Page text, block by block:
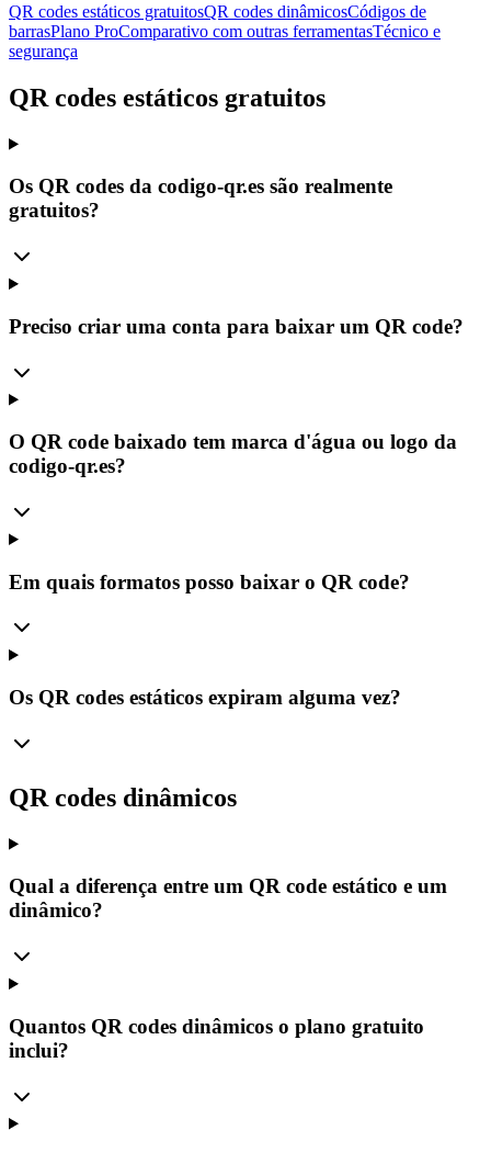
QR codes estáticos gratuitosQR codes dinâmicosCódigos de
barrasPlano ProComparativo com outras ferramentasTécnico e
segurança
QR codes estáticos gratuitos
Os QR codes da codigo-qr.es são realmente
gratuitos?
Preciso criar uma conta para baixar um QR code?
O QR code baixado tem marca d'água ou logo da
codigo-qr.es?
Em quais formatos posso baixar o QR code?
Os QR codes estáticos expiram alguma vez?
QR codes dinâmicos
Qual a diferença entre um QR code estático e um
dinâmico?
Quantos QR codes dinâmicos o plano gratuito
inclui?